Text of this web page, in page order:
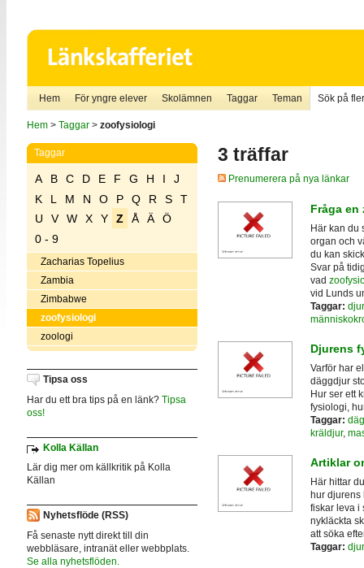
Hem För yngre elever Skolämnen Taggar Teman Sök på
Hem> Taggar> zoofysiologi
Taggar
A B C D E F G H I
J
K
L M N O P Q R S
T
U
V W X Y Z Å Ä
Ö
0 - 9
Zacharias Topelius
Zambia
Zimbabwe
zoofysiologi
zoologi
Tipsa oss
Har du ett bra tips på en länk? Tipsa
oss!
Kolla Källan
Lär dig mer om källkritik på Kolla
Källan
Nyhetsflöde (RSS)
Få senaste nytt direkt till din
webbläsare, intranät eller webbplats.
Se alla nyhetsflöden.
3 träffar
Prenumerera på nya länkar
Fråga
Här kan du
organ och
du kan
Svar på
vad
vid Lunds
Taggar: djur
Djurens
Varför har
däggdjur
Hur ser ett
fysiologi,
Taggar:
kräldjur,
Artiklar
Här hittar
hur djurens
fiskar leva i
nykläckta
att söka
Taggar: djur